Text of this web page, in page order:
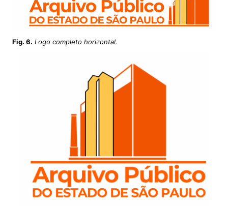
Fig. 6. Logo completo horizontal.